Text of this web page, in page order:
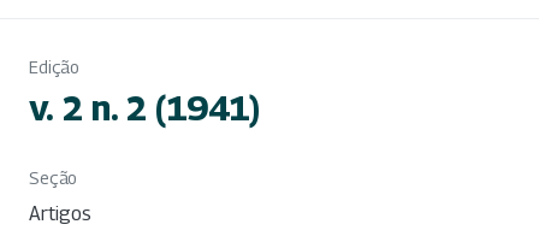
Edição
v. 2 n. 2 (1941)
Seção
Artigos